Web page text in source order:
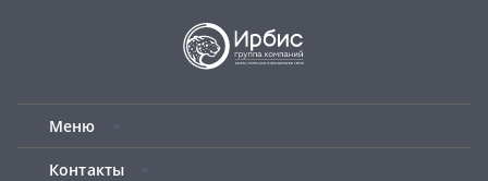
Меню
Контакты